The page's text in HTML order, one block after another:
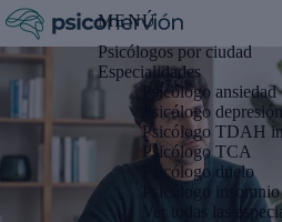
MENÚ
Psicólogos por ciudad
Especialidades
Psicólogo ansiedad
Psicólogo depresión
Psicólogo TDAH
Psicólogo TCA
Psicólogo duelo
Psicólogo insomnio
Ver todas las